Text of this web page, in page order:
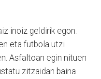
inoiz geldirik egon.
eta futbola utzi
Asfaltoan egin nituen
zitzaidan baina